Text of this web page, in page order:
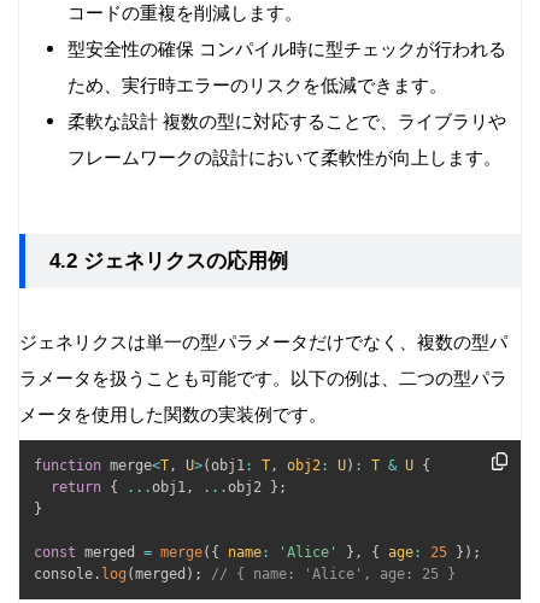
コードの重複を削減します。
型安全性の確保 コンパイル時に型チェックが行われる
ため、実行時エラーのリスクを低減できます。
柔軟な設計 複数の型に対応することで、ライブラリや
フレームワークの設計において柔軟性が向上します。
4.2 ジェネリクスの応用例
ジェネリクスは単一の型パラメータだけでなく、複数の型パ
ラメータを扱うことも可能です。以下の例は、二つの型パラ
メータを使用した関数の実装例です。
function merge<T, U>(obj1 : T, obj2 : U) : T & U {
return { ...obj1, ...obj2 } ;
}
const merged = merge( { name : 'Alice' } , { age : 25 } ) ;
console . log (merged ) ; // { name: 'Alice', age: 25 }